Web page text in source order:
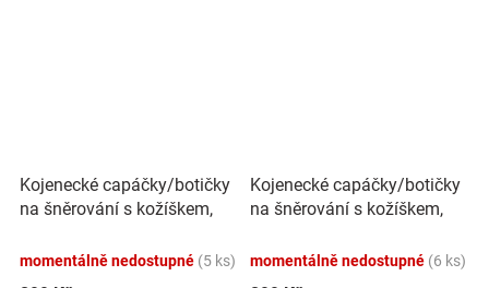
Kojenecké capáčky/botičky
na šněrování s kožíškem,
momentálně nedostupné (5 ks)
Kojenecké capáčky/botičky
na šněrování s kožíškem,
momentálně nedostupné (6 ks)